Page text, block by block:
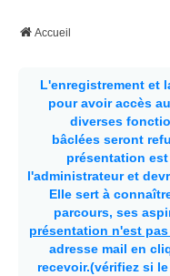
Accueil
L'enregistrement et
pour avoir accès
diverses
bâclées seront
présentation
l'administrateur et
Elle sert à
parcours, ses
présentation n'est
adresse mail en
recevoir.(vérifiez si